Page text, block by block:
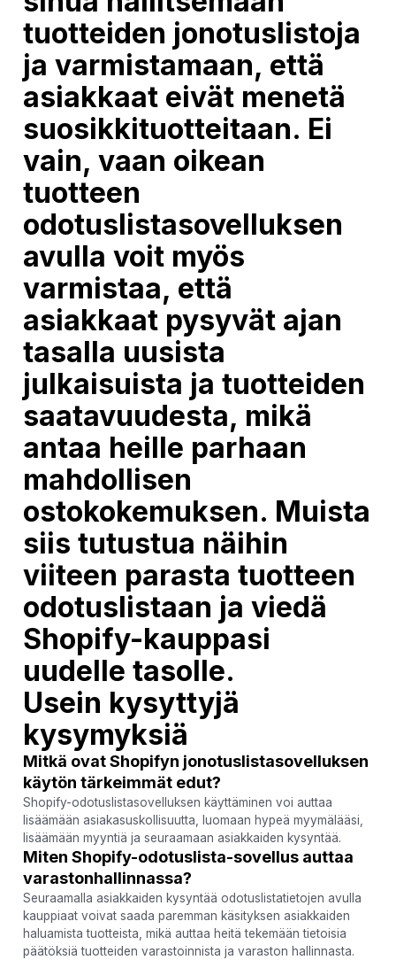
tuotteiden jonotuslistoja
ja varmistamaan, että
asiakkaat eivät menetä
suosikkituotteitaan. Ei
vain, vaan oikean
tuotteen
odotuslistasovelluksen
avulla voit myös
varmistaa, että
asiakkaat pysyvät ajan
tasalla uusista
julkaisuista ja tuotteiden
saatavuudesta, mikä
antaa heille parhaan
mahdollisen
ostokokemuksen. Muista
siis tutustua näihin
viiteen parasta tuotteen
odotuslistaan ​​ja viedä
Shopify-kauppasi
uudelle tasolle.
Usein kysyttyjä
kysymyksiä
Mitkä ovat Shopifyn jonotuslistasovelluksen
käytön tärkeimmät edut?
Shopify-odotuslistasovelluksen käyttäminen voi auttaa
lisäämään asiakasuskollisuutta, luomaan hypeä myymälääsi,
lisäämään myyntiä ja seuraamaan asiakkaiden kysyntää.
Miten Shopify-odotuslista-sovellus auttaa
varastonhallinnassa?
Seuraamalla asiakkaiden kysyntää odotuslistatietojen avulla
kauppiaat voivat saada paremman käsityksen asiakkaiden
haluamista tuotteista, mikä auttaa heitä tekemään tietoisia
päätöksiä tuotteiden varastoinnista ja varaston hallinnasta.